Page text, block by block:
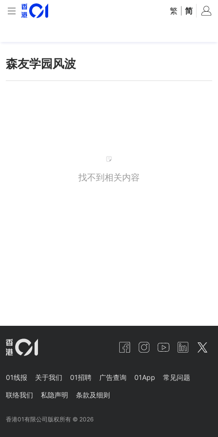
繁 简
森友学园风波
找不到相关内容
01线报 关于我们 01招聘 广告查询 01App 常见问题
联络我们 私隐声明 条款及细则
香港01有限公司版权所有 © 2026